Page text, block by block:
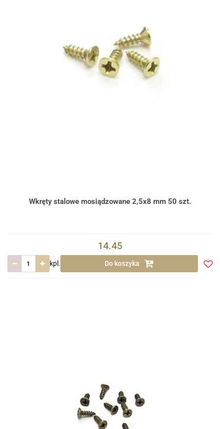
Wkręty stalowe mosiądzowane 2,5x8 mm 50 szt.
14.45
kpl. Do koszyka